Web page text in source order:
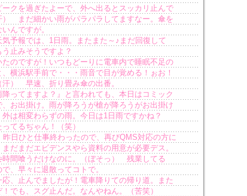
クを過ぎたよーで、外へ出るとスッカリ止んで
） まだ細かい雨がパラパラしてますなー。傘を
んですが。
予報では、1日雨。またまた～♪まだ回復して
う止みそうですよ？
のですが！いつもどーりに電車内で睡眠不足の
横浜駅手前で・・・雨音で目が覚める！ぉお！
汗） 早速、折り畳み傘の出番。
ってますよ？』と言われても、本日はコミック
お出掛け。雨が降ろうが槍が降ろうがお出掛け
は相変わらずの雨。今日は1日雨ですかね？
てるぢゃん！（笑）
日ひと仕事終わったので、再びQMS対応の方に
だまだエビデンスやら資料の用意が必要デス。
時間喰うだけなのに。（ぼそっ） 残業してる
、早々に退散ってコトで。
、止んでましたが！電車降りての帰り道。また
でも、スグ止んだ。なんやねん。（苦笑）